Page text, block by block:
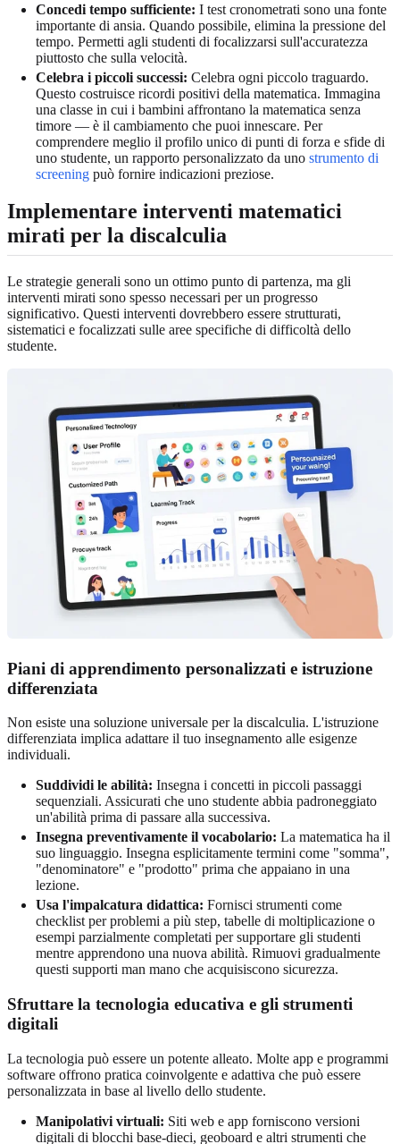
Concedi tempo sufficiente: I test cronometrati sono una fonte
importante di ansia. Quando possibile, elimina la pressione del
tempo. Permetti agli studenti di focalizzarsi sull'accuratezza
piuttosto che sulla velocità.
Celebra i piccoli successi: Celebra ogni piccolo traguardo.
Questo costruisce ricordi positivi della matematica. Immagina
una classe in cui i bambini affrontano la matematica senza
timore — è il cambiamento che puoi innescare. Per
comprendere meglio il profilo unico di punti di forza e sfide di
uno studente, un rapporto personalizzato da uno strumento di
screening può fornire indicazioni preziose.
Implementare interventi matematici
mirati per la discalculia
Le strategie generali sono un ottimo punto di partenza, ma gli
interventi mirati sono spesso necessari per un progresso
significativo. Questi interventi dovrebbero essere strutturati,
sistematici e focalizzati sulle aree specifiche di difficoltà dello
studente.
Piani di apprendimento personalizzati e istruzione
differenziata
Non esiste una soluzione universale per la discalculia. L'istruzione
differenziata implica adattare il tuo insegnamento alle esigenze
individuali.
Suddividi le abilità: Insegna i concetti in piccoli passaggi
sequenziali. Assicurati che uno studente abbia padroneggiato
un'abilità prima di passare alla successiva.
Insegna preventivamente il vocabolario: La matematica ha il
suo linguaggio. Insegna esplicitamente termini come "somma",
"denominatore" e "prodotto" prima che appaiano in una
lezione.
Usa l'impalcatura didattica: Fornisci strumenti come
checklist per problemi a più step, tabelle di moltiplicazione o
esempi parzialmente completati per supportare gli studenti
mentre apprendono una nuova abilità. Rimuovi gradualmente
questi supporti man mano che acquisiscono sicurezza.
Sfruttare la tecnologia educativa e gli strumenti
digitali
La tecnologia può essere un potente alleato. Molte app e programmi
software offrono pratica coinvolgente e adattiva che può essere
personalizzata in base al livello dello studente.
Manipolativi virtuali: Siti web e app forniscono versioni
digitali di blocchi base-dieci, geoboard e altri strumenti che